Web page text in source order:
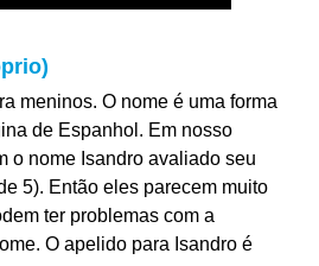
meninos. O nome é uma forma
de Espanhol. Em nosso
o nome Isandro avaliado seu
5). Então eles parecem muito
ter problemas com a
O apelido para Isandro é